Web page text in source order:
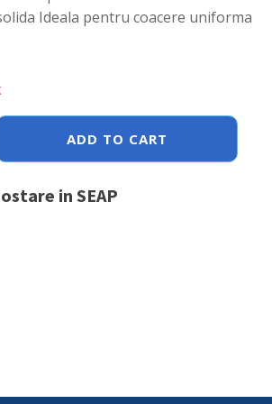
Ideala pentru coacere uniforma
ADD TO CART
in SEAP